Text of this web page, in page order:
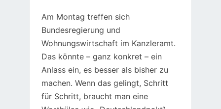
Am Montag treffen sich
Bundesregierung und
Wohnungswirtschaft im Kanzleramt.
Das könnte – ganz konkret – ein
Anlass ein, es besser als bisher zu
machen. Wenn das gelingt, Schritt
für Schritt, braucht man eine